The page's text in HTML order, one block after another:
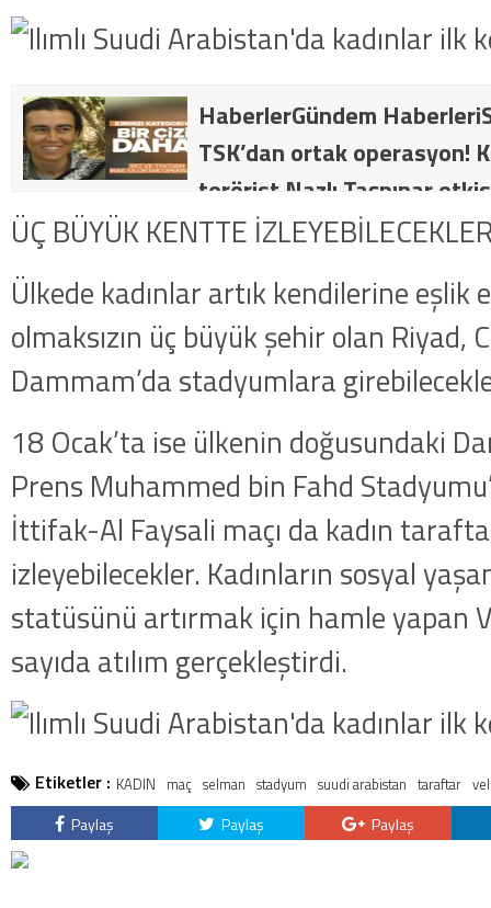
HaberlerGündem
TSK’dan ortak operasyon!
terörist Nazlı Taşpınar
dakika: MİT ve TSK’dan
getirildi .
ÜÇ BÜYÜK KENTTE
Ülkede kadınlar artık kendilerine eşlik
olmaksızın üç büyük şehir olan Riyad,
Dammam’da stadyumlara
18 Ocak’ta ise ülkenin doğusundaki
Prens Muhammed bin Fahd
İttifak-Al Faysali maçı da kadın
izleyebilecekler. Kadınların sosyal
statüsünü artırmak için hamle yapan
sayıda atılım gerçekleştirdi.
Etiketler : KADIN maç selman stadyum suudi arabistan taraftar
Paylaş Paylaş Paylaş